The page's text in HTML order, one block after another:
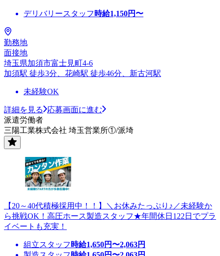
デリバリースタッフ 時給1,150円〜
勤務地
面接地
埼玉県加須市富士見町4-6
加須駅 徒歩3分、花崎駅 徒歩46分、新古河駅
未経験OK
詳細を見る
応募画面に進む
派遣労働者
三陽工業株式会社 埼玉営業所①/派埼
【20～40代積極採用中！！】＼お休みたっぷり♪／未経験か
ら挑戦OK！高圧ホース製造スタッフ★年間休日122日でプラ
イベートも充実！
組立スタッフ 時給1,650円〜2,063円